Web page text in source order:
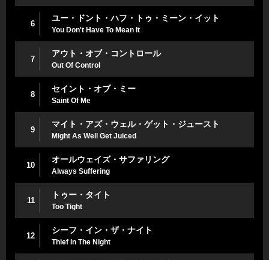
6
ユー・ドント・ハフ・トゥ・ミーン・イット
You Don't Have To Mean It
7
アウト・オブ・コントロール
Out Of Control
8
セイント・オブ・ミー
Saint Of Me
9
マイト・アズ・ウェル・ゲット・ジュースト
Might As Well Get Juiced
10
オールウェイズ・サファリング
Always Suffering
11
トゥー・タイト
Too Tight
12
シーフ・イン・ザ・ナイト
Thief In The Night